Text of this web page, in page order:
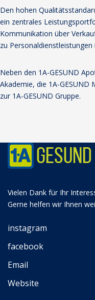
Den hohen
ein zentrales
Kommunikation über
zu Personaldienstleistungen
Neben den 1A-GESUND
Akademie, die 1A-GESUND
zur 1A-GESUND Gruppe.
Vielen Dank für Ihr
Gerne helfen wir Ihnen
instagram
facebook
Email
Website